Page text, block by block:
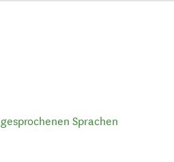
Sprachen